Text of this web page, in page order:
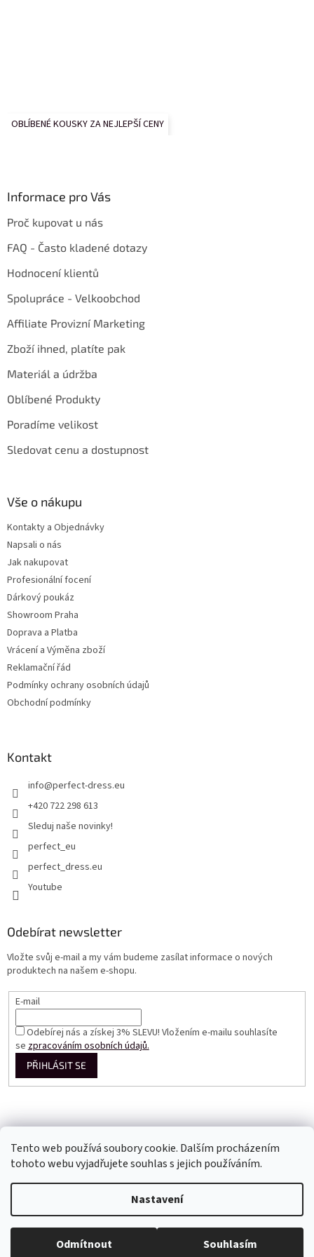
Tento web používá soubory cookie. Dalším procházením
tohoto webu vyjadřujete souhlas s jejich používáním.
Nastavení
Odmítnout Souhlasím
OBLÍBENÉ KOUSKY ZA NEJLEPŠÍ CENY
Informace pro Vás
Proč kupovat u nás
FAQ - Často kladené dotazy
Hodnocení klientů
Spolupráce - Velkoobchod
Affiliate Provizní Marketing
Zboží ihned, platíte pak
Materiál a údržba
Oblíbené Produkty
Poradíme velikost
Sledovat cenu a dostupnost
Vše o nákupu
Kontakty a Objednávky
Napsali o nás
Jak nakupovat
Profesionální focení
Dárkový poukáz
Showroom Praha
Doprava a Platba
Vrácení a Výměna zboží
Reklamační řád
Podmínky ochrany osobních údajů
Obchodní podmínky
Kontakt
info@perfect-dress.eu
+420 722 298 613
Sleduj naše novinky!
perfect_eu
perfect_dress.eu
Youtube
Odebírat newsletter
Vložte svůj e-mail a my vám budeme zasílat informace o nových
produktech na našem e-shopu.
E-mail
Odebírej nás a získej 3% SLEVU! Vložením e-mailu souhlasíte
sezpracováním osobních údajů.
PŘIHLÁSIT SE
Copyright 2026Perfect Dress EU. Všechna práva vyhrazena.
Upravit nastavení cookies